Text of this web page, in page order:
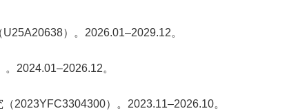
）。2026.01–2029.12。
2024.01–2026.12。
2023YFC3304300）。2023.11–2026.10。